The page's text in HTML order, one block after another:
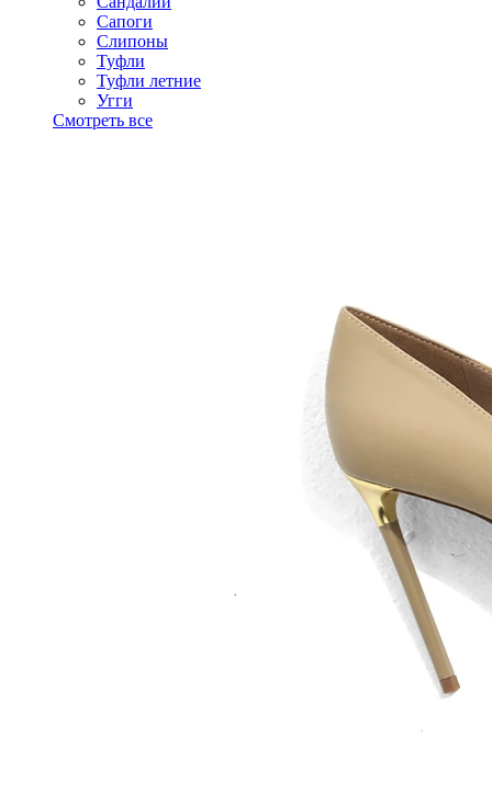
Сапоги
Слипоны
Туфли
Туфли летние
Угги
Смотреть все